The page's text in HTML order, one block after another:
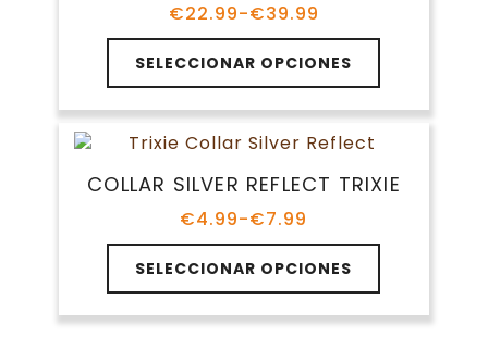
la
página
de
producto
€22.99-€39.99
Rango
de
precios:
desde
€22.99
hasta
€39.99
SELECCIONAR OPCIONES
Este
producto
tiene
múltiples
variantes.
opciones
pueden
elegir
en
la
COLLAR SILVER REFLECT TRIXIE
€4.99-€7.99
Rango
de
precios:
desde
€4.99
hasta
SELECCIONAR OPCIONES
Este
producto
tiene
múltiples